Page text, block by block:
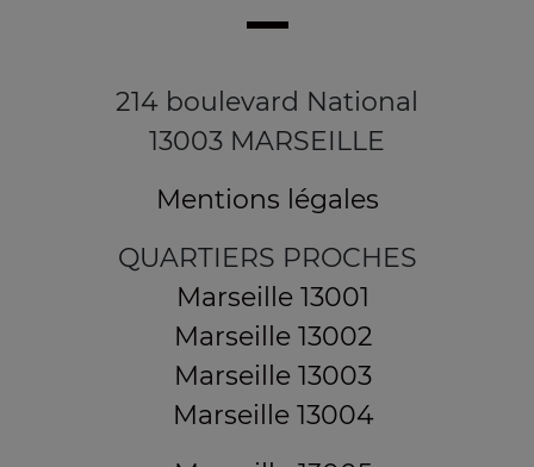
214 boulevard National
13003 MARSEILLE
Mentions légales
QUARTIERS PROCHES
Marseille 13001
Marseille 13002
Marseille 13003
Marseille 13004